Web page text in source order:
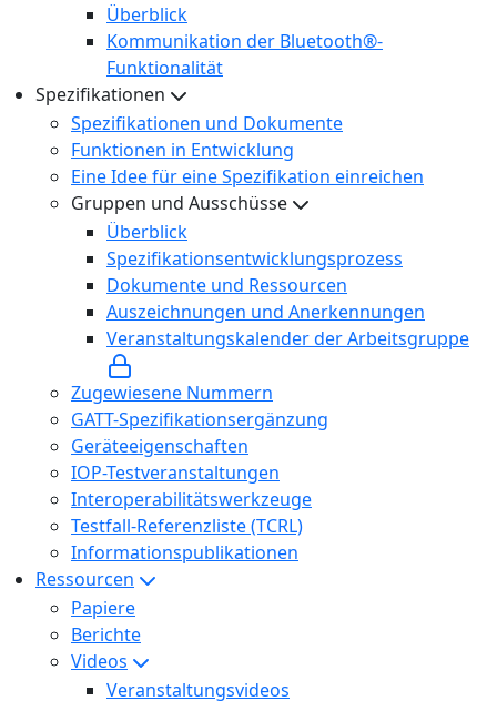
Überblick
Kommunikation der Bluetooth®-
Funktionalität
Spezifikationen
Spezifikationen und Dokumente
Funktionen in Entwicklung
Eine Idee für eine Spezifikation einreichen
Gruppen und Ausschüsse
Überblick
Spezifikationsentwicklungsprozess
Dokumente und Ressourcen
Auszeichnungen und Anerkennungen
Veranstaltungskalender der Arbeitsgruppe
Zugewiesene Nummern
GATT-Spezifikationsergänzung
Geräteeigenschaften
IOP-Testveranstaltungen
Interoperabilitätswerkzeuge
Testfall-Referenzliste (TCRL)
Informationspublikationen
Ressourcen
Papiere
Berichte
Videos
Veranstaltungsvideos